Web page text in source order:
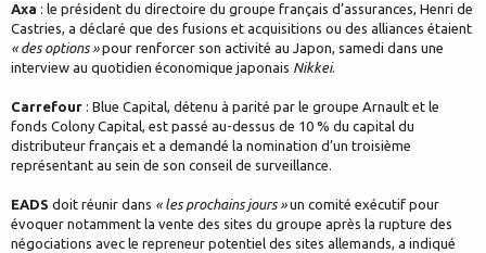
Axa : le président du directoire du groupe français d’assurances, Henri de
Castries, a déclaré que des fusions et acquisitions ou des alliances étaient
« des options »pour renforcer son activité au Japon, samedi dans une
interview au quotidien économique japonais Nikkei.
Carrefour : Blue Capital, détenu à parité par le groupe Arnault et le
fonds Colony Capital, est passé au-dessus de 10 % du capital du
distributeur français et a demandé la nomination d’un troisième
représentant au sein de son conseil de surveillance.
EADS doit réunir dans « les prochains jours »un comité exécutif pour
évoquer notamment la vente des sites du groupe après la rupture des
négociations avec le repreneur potentiel des sites allemands, a indiqué